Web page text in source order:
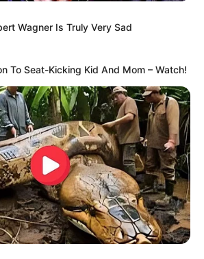
do nosso grupo do
em tempo real sobre as principais
Paulista e região
para entrar no grupo
Wagner Is Truly Very Sad
To Seat-Kicking Kid And Mom – Watch!